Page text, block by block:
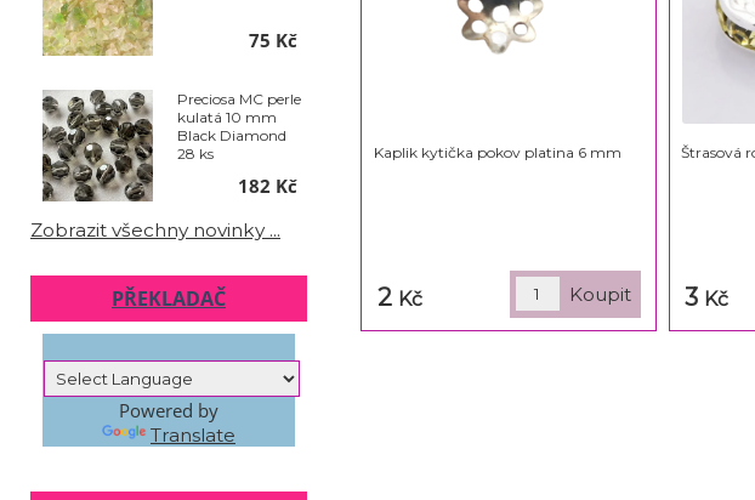
Kaplik kytička pokov platina 6 mm
2 Kč
Štrasová
3 Kč
75 Kč
Preciosa MC perle
kulatá 10 mm
Black Diamond
28 ks
182 Kč
Zobrazit všechny novinky ...
PŘEKLADAČ
Powered by
Translate